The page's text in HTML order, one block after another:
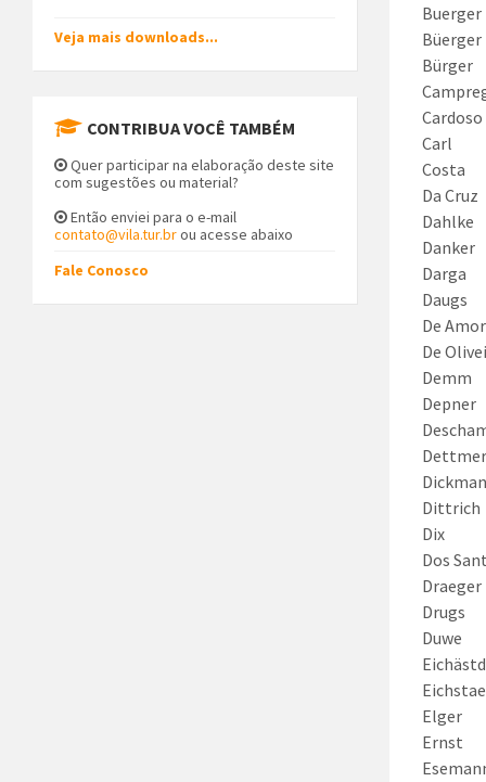
Buerger
Büerger
Bürger
Cardoso
Carl
Costa
Da Cruz
Dahlke
Danker
Darga
Daugs
De
De
Demm
Depner
Dettmer
Dittrich
Dix
Dos
Draeger
Drugs
Duwe
Elger
Ernst
Veja mais downloads...
CONTRIBUA VOCÊ TAMBÉM
Quer participar na elaboração deste site
com sugestões ou material?
Então enviei para o e-mail
contato@vila.tur.brou acesse abaixo
Fale Conosco